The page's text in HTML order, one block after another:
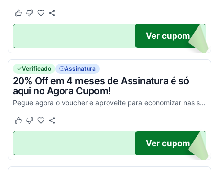
Este cupom funcionou
Este cupom não funcionou
10X3
Ver cupom
Verificado Assinatura
20% Off em 4 meses de Assinatura é só
aqui no Agora Cupom!
Pegue agora o voucher e aproveite para economizar nas suas compras!
Este cupom funcionou
Este cupom não funcionou
NK
Ver cupom